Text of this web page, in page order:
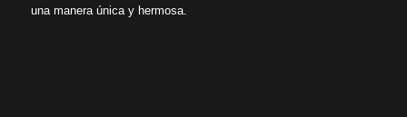
una manera única y hermosa.